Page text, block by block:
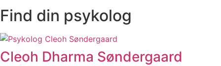
Find din psykolog
Cleoh Dharma Søndergaard